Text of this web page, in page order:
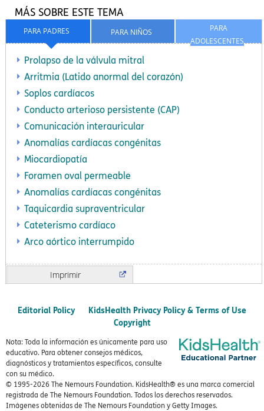
PARA
ADOLESCENTES
PARA NIÑOS
PARA PADRES
MÁS SOBRE ESTE TEMA
Prolapso de la válvula mitral
Arritmia (Latido anormal del corazón)
Soplos cardíacos
Conducto arterioso persistente (CAP)
Comunicación interauricular
Anomalías cardíacas congénitas
Miocardiopatía
Foramen oval permeable
Anomalías cardíacas congénitas
Taquicardia supraventricular
Cateterismo cardíaco
Arco aórtico interrumpido
Imprimir
Editorial Policy
KidsHealth Privacy Policy & Terms of Use
Copyright
Nota: Toda la información es únicamente para uso
educativo. Para obtener consejos médicos,
diagnósticos y tratamientos específicos, consulte
con su médico.
© 1995-2026 The Nemours Foundation. KidsHealth® es una marca comercial
registrada de The Nemours Foundation. Todos los derechos reservados.
Imágenes obtenidas de The Nemours Foundation y Getty Images.